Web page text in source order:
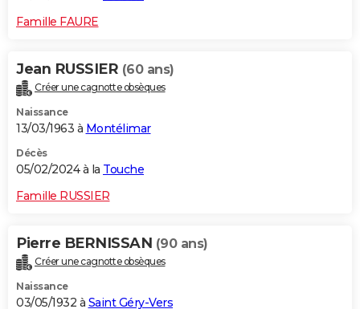
Carte de Noël
Carte Bonne année
Carte Saint-Valentin
Carte Pâques
Carte d'anniversaire
DICTIONNAIRE
Dictionnaire
Biographies
Citations
Expressions
Proverbes
PROGRAMME TV
S'inscrire
Se connecter
Lycées
Collèges
Primaires
Universités
Entreprises
Service militaire
Avis de recherche
AVIS DE DÉCÈS
FORUM
Bricolage
Lifestyle
Culture
Sport
Auto
Television
Voyage
Cinema
Famille FAURE
Jean RUSSIER (60 ans)
Créer une cagnotte obsèques
Naissance
13/03/1963 à Montélimar
Décès
05/02/2024 à la Touche
Famille RUSSIER
Pierre BERNISSAN (90 ans)
Créer une cagnotte obsèques
Naissance
03/05/1932 à Saint Géry-Vers